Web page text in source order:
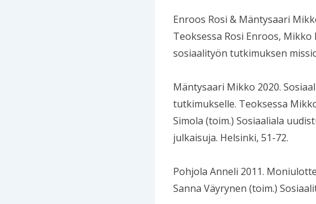
Enroos Rosi & Mäntysaari
Teoksessa Rosi Enroos,
sosiaalityön tutkimuksen
Mäntysaari Mikko 2020.
tutkimukselle. Teoksessa
Simola (toim.) Sosiaaliala
julkaisuja. Helsinki, 51-72.
Pohjola Anneli 2011.
Sanna Väyrynen (toim.)